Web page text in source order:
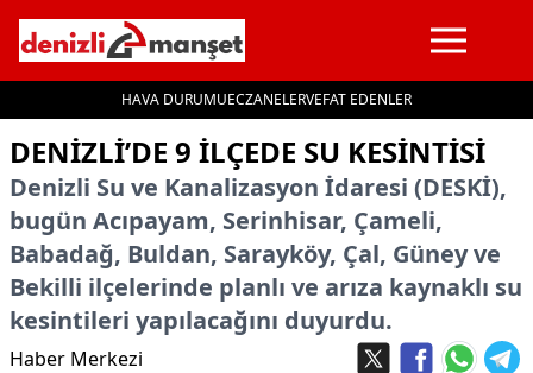
HAVA DURUMUECZANELERVEFAT EDENLER
İçeriğe geç
DENIZLI’DE 9 ILÇEDE SU KESINTISI
Denizli Su ve Kanalizasyon İdaresi (DESKİ),
bugün Acıpayam, Serinhisar, Çameli,
Babadağ, Buldan, Sarayköy, Çal, Güney ve
Bekilli ilçelerinde planlı ve arıza kaynaklı su
kesintileri yapılacağını duyurdu.
Haber Merkezi